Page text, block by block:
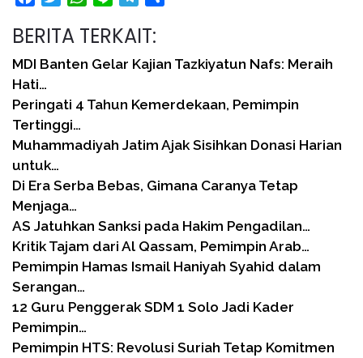
BERITA TERKAIT:
MDI Banten Gelar Kajian Tazkiyatun Nafs: Meraih
Hati…
Peringati 4 Tahun Kemerdekaan, Pemimpin
Tertinggi…
Muhammadiyah Jatim Ajak Sisihkan Donasi Harian
untuk…
Di Era Serba Bebas, Gimana Caranya Tetap
Menjaga…
AS Jatuhkan Sanksi pada Hakim Pengadilan…
Kritik Tajam dari Al Qassam, Pemimpin Arab…
Pemimpin Hamas Ismail Haniyah Syahid dalam
Serangan…
12 Guru Penggerak SDM 1 Solo Jadi Kader
Pemimpin…
Pemimpin HTS: Revolusi Suriah Tetap Komitmen